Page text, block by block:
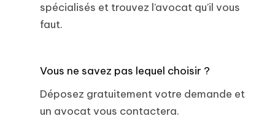
spécialisés et trouvez l’avocat qu’il vous
faut.
Vous ne savez pas lequel choisir ?
Déposez gratuitement votre demande et
un avocat vous contactera.